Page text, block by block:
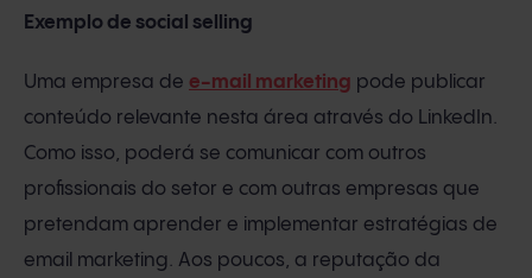
Exemplo de social selling
Uma empresa de e-mail marketing pode publicar
conteúdo relevante nesta área através do LinkedIn.
Como isso, poderá se comunicar com outros
profissionais do setor e com outras empresas que
pretendam aprender e implementar estratégias de
email marketing. Aos poucos, a reputação da